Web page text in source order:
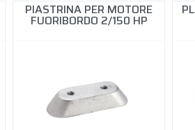
PIASTRINA PER MOTORE
FUORIBORDO 2/150 HP